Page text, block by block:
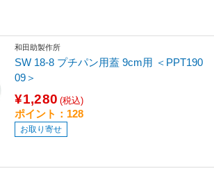
和田助製作所
SW 18-8 プチパン用蓋 9cm用 ＜PPT190
09＞
¥1,280 (税込)
ポイント：128
お取り寄せ